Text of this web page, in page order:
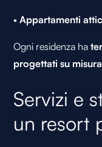
•Appartamenti
Ogni residenza ha
progettati su misura
Servizi e
un resort